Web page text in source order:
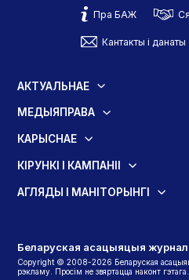
Пра БАЖ
Кантакты і данаты
АКТУАЛЬНАЕ
МЕДЫЯПРАВА
КАРЫСНАЕ
КІРУНКІ І КАМПАНІІ
АГЛЯДЫ І МАНІТОРЫНГІ
Беларуская асацыяцыя
Copyright © 2008-2026 Беларуская
рэкламу. Просім не звяртацца наконт гэтага.